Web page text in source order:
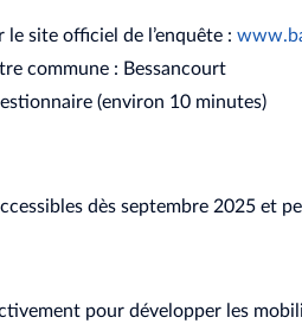
le site officiel de l’enquête :
commune : Bessancourt
(environ 10 minutes)
dès septembre 2025 et
pour développer les